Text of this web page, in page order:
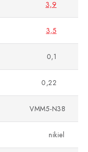
3,9
3,5
0,1
0,22
VMM5-N38
nikiel